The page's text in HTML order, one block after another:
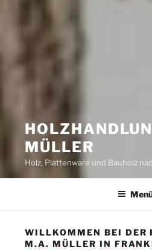
MÜLLER
Holz, Plattenware und Bauholz
WILLKOMMEN BEI DER
M.A. MÜLLER IN